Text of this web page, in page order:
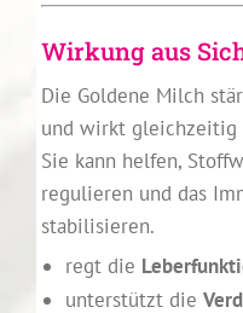
Wirkung aus
Die Goldene Milch
und wirkt gleichzeitig
Sie kann helfen,
regulieren und das
stabilisieren.
regt die
unterstützt die